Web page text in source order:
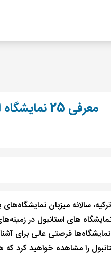
معرفی 25 نمایشگاه استانبول
سالانه میزبان
های استانبول در
نمایشگاه‌ها فرصتی عالی برای
را مشاهده خواهید کرد که